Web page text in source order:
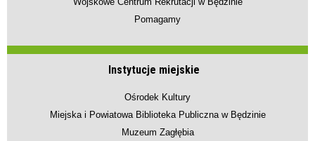
Pomagamy
Instytucje miejskie
Ośrodek Kultury
Miejska i Powiatowa Biblioteka Publiczna w Będzinie
Muzeum Zagłębia